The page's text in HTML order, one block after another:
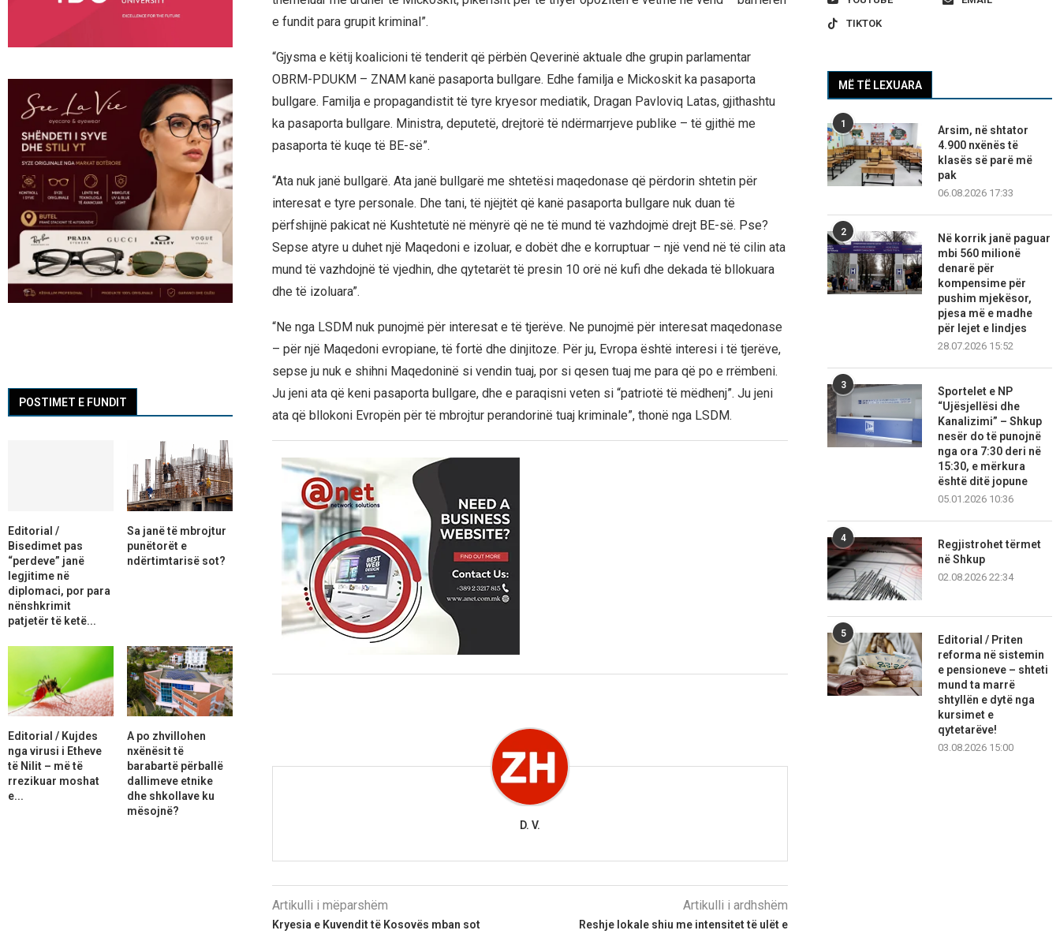
e fundit para grupit kriminal”.
“Gjysma e këtij koalicioni të tenderit që përbën Qeverinë aktuale dhe grupin parlamentar
OBRM-PDUKM – ZNAM kanë pasaporta bullgare. Edhe familja e Mickoskit ka pasaporta
bullgare. Familja e propagandistit të tyre kryesor mediatik, Dragan Pavloviq Latas, gjithashtu
ka pasaporta bullgare. Ministra, deputetë, drejtorë të ndërmarrjeve publike – të gjithë me
pasaporta të kuqe të BE-së”.
“Ata nuk janë bullgarë. Ata janë bullgarë me shtetësi maqedonase që përdorin shtetin për
interesat e tyre personale. Dhe tani, të njëjtët që kanë pasaporta bullgare nuk duan të
përfshijnë pakicat në Kushtetutë në mënyrë që ne të mund të vazhdojmë drejt BE-së. Pse?
Sepse atyre u duhet një Maqedoni e izoluar, e dobët dhe e korruptuar – një vend në të cilin ata
mund të vazhdojnë të vjedhin, dhe qytetarët të presin 10 orë në kufi dhe dekada të bllokuara
dhe të izoluara”.
“Ne nga LSDM nuk punojmë për interesat e të tjerëve. Ne punojmë për interesat maqedonase
– për një Maqedoni evropiane, të fortë dhe dinjitoze. Për ju, Evropa është interesi i të tjerëve,
sepse ju nuk e shihni Maqedoninë si vendin tuaj, por si qesen tuaj me para që po e rrëmbeni.
Ju jeni ata që keni pasaporta bullgare, dhe e paraqisni veten si “patriotë të mëdhenj”. Ju jeni
ata që bllokoni Evropën për të mbrojtur perandorinë tuaj kriminale”, thonë nga LSDM.
D. V.
Artikulli i mëparshëm
Kryesia e Kuvendit të Kosovës mban sot
Artikulli i ardhshëm
Reshje lokale shiu me intensitet të ulët e
TIKTOK
MË TË LEXUARA
1
Arsim, në shtator
4.900 nxënës të
klasës së parë më
pak
06.08.2026 17:33
2
Në korrik janë paguar
mbi 560 milionë
denarë për
kompensime për
pushim mjekësor,
pjesa më e madhe
për lejet e lindjes
28.07.2026 15:52
3
Sportelet e NP
“Ujësjellësi dhe
Kanalizimi” – Shkup
nesër do të punojnë
nga ora 7:30 deri në
15:30, e mërkura
është ditë jopune
05.01.2026 10:36
4
Regjistrohet tërmet
në Shkup
02.08.2026 22:34
5
Editorial / Priten
reforma në sistemin
e pensioneve – shteti
mund ta marrë
shtyllën e dytë nga
kursimet e
qytetarëve!
03.08.2026 15:00
POSTIMET E FUNDIT
Editorial /
Bisedimet pas
“perdeve” janë
legjitime në
diplomaci, por para
nënshkrimit
patjetër të ketë...
Sa janë të mbrojtur
punëtorët e
ndërtimtarisë sot?
Editorial / Kujdes
nga virusi i Etheve
të Nilit – më të
rrezikuar moshat
e...
A po zhvillohen
nxënësit të
barabartë përballë
dallimeve etnike
dhe shkollave ku
mësojnë?